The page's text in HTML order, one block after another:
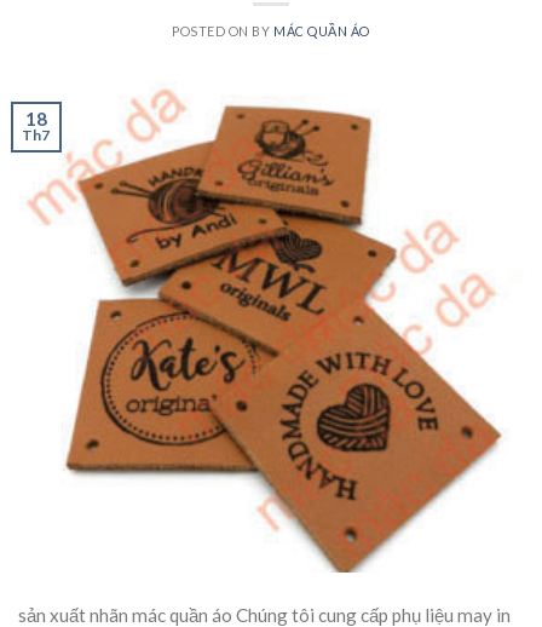
POSTED ON BY MÁC QUẦN ÁO
18
Th7
sản xuất nhãn mác quần áo Chúng tôi cung cấp phụ liệu may in